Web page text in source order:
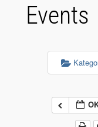
Events